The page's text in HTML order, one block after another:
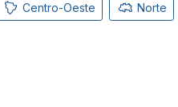
Centro-Oeste Norte